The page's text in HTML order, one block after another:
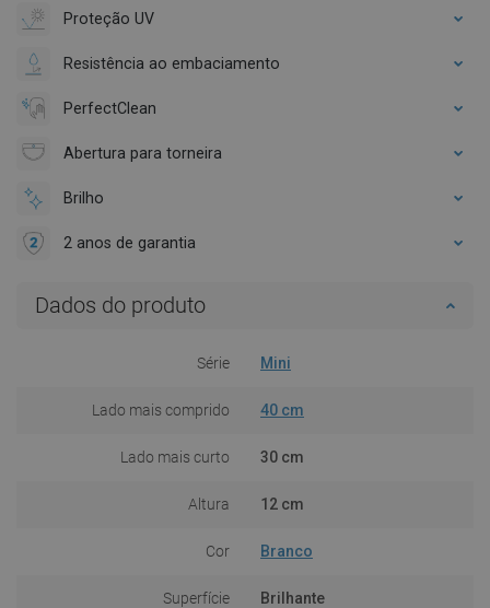
Proteção UV
Resistência ao embaciamento
PerfectClean
Abertura para torneira
Brilho
2 anos de garantia
Dados do produto
Série Mini
Lado mais comprido 40 cm
Lado mais curto 30 cm
Altura 12 cm
Cor Branco
Superfície Brilhante